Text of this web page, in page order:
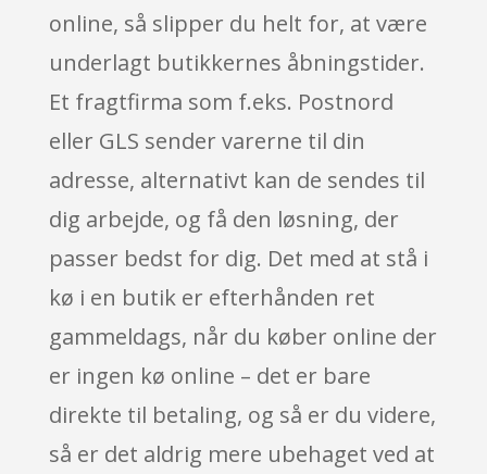
online, så slipper du helt for, at være
underlagt butikkernes åbningstider.
Et fragtfirma som f.eks. Postnord
eller GLS sender varerne til din
adresse, alternativt kan de sendes til
dig arbejde, og få den løsning, der
passer bedst for dig. Det med at stå i
kø i en butik er efterhånden ret
gammeldags, når du køber online der
er ingen kø online – det er bare
direkte til betaling, og så er du videre,
så er det aldrig mere ubehaget ved at